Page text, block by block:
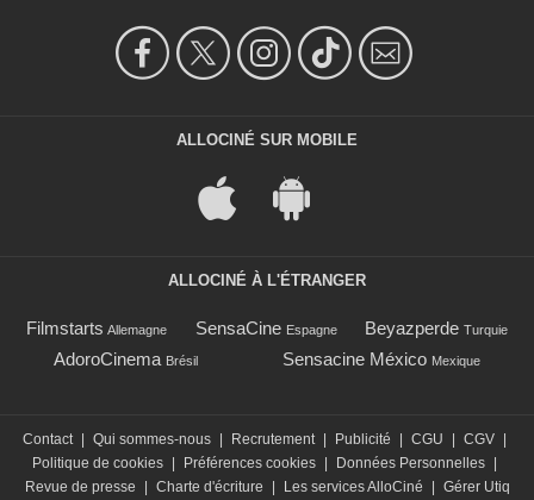
ALLOCINÉ SUR MOBILE
ALLOCINÉ À L'ÉTRANGER
Filmstarts Allemagne SensaCine Espagne Beyazperde Turquie
AdoroCinema Brésil Sensacine México Mexique
Contact | Qui sommes-nous | Recrutement | Publicité | CGU | CGV |
Politique de cookies | Préférences cookies | Données Personnelles |
Revue de presse
| Charte d'écriture | Les services AlloCiné | Gérer Utiq